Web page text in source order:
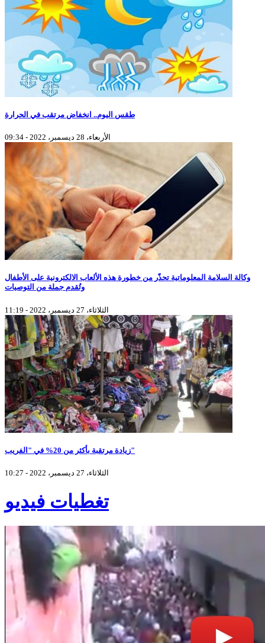
طقس اليوم.. انخفاض مرتقب في الحرارة
الأربعاء، 28 ديسمبر، 2022 - 09:34
وكالة السلامة المعلوماتية تحذّر من خطورة هذه الألعاب الالكترونية على الأطفال
وتُقدم جملة من التوصيات
الثلاثاء، 27 ديسمبر، 2022 - 11:19
زيادة مرتقبة بأكثر من 20% في "الفريب"
الثلاثاء، 27 ديسمبر، 2022 - 10:27
تغطيات فيديو